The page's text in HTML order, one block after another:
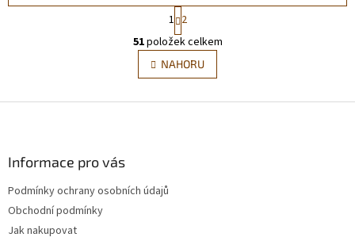
O
v
l
á
S
t
r
á
n
k
v
1 2
51položek celkem
NAHORU
Informace pro vás
Podmínky ochrany osobních údajů
Obchodní podmínky
Jak nakupovat